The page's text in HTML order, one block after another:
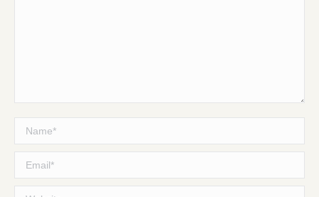
Name *
Email *